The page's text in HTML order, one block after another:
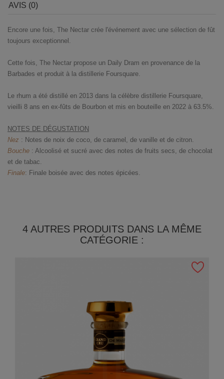
AVIS (0)
Encore une fois, The Nectar crée l'événement avec une sélection de fût
toujours exceptionnel.
Cette fois, The Nectar propose un Daily Dram en provenance de la
Barbades et produit à la distillerie Foursquare.
Le rhum a été distillé en 2013 dans la célèbre distillerie Foursquare,
vieilli 8 ans en ex-fûts de Bourbon et mis en bouteille en 2022 à 63.5%.
NOTES DE DÉGUSTATION
Nez : Notes de noix de coco, de caramel, de vanille et de citron.
Bouche : Alcoolisé et sucré avec des notes de fruits secs, de chocolat
et de tabac.
Finale: Finale boisée avec des notes épicées.
4 AUTRES PRODUITS DANS LA MÊME
CATÉGORIE :